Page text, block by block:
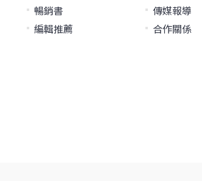
暢銷書
編輯推薦
傳媒報導
合作關係